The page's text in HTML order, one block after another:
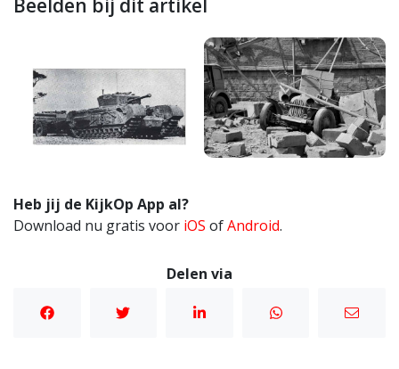
Beelden bij dit artikel
Heb jij de KijkOp App al?
Download nu gratis voor iOS ofAndroid.
Delen via